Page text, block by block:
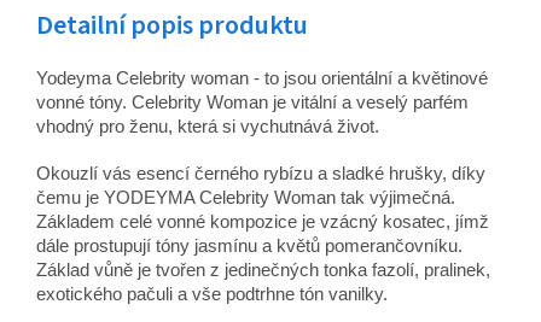
Detailní popis produktu
Yodeyma Celebrity woman - to jsou orientální a květinové
vonné tóny. Celebrity Woman je vitální a veselý parfém
vhodný pro ženu, která si vychutnává život.
Okouzlí vás esencí černého rybízu a sladké hrušky, díky
čemu je YODEYMA Celebrity Woman tak výjimečná.
Základem celé vonné kompozice je vzácný kosatec, jímž
dále prostupují tóny jasmínu a květů pomerančovníku.
Základ vůně je tvořen z jedinečných tonka fazolí, pralinek,
exotického pačuli a vše podtrhne tón vanilky.